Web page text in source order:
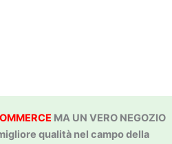
MA UN VERO NEGOZIO
qualità nel campo della